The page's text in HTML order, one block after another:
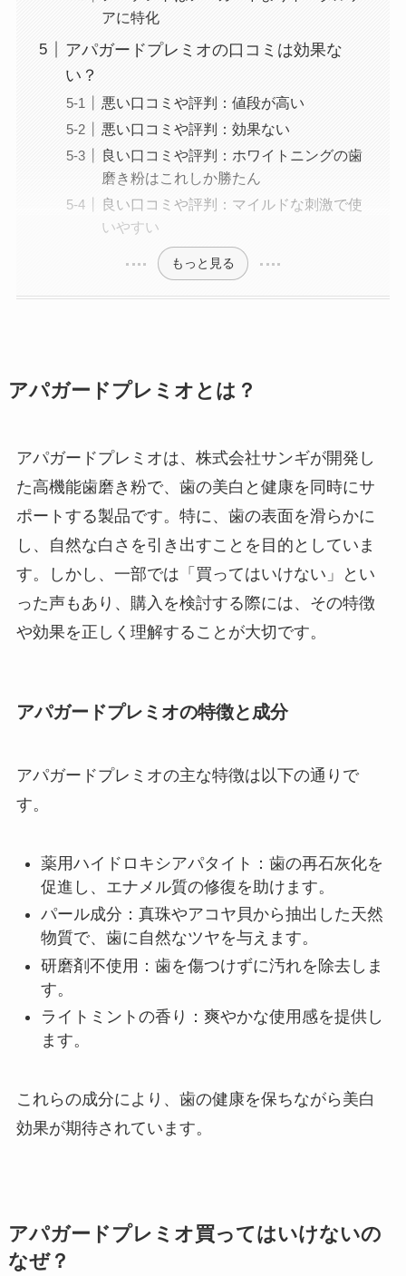
アに特化
アパガードプレミオの口コミは効果な
い？
悪い口コミや評判：値段が高い
悪い口コミや評判：効果ない
良い口コミや評判：ホワイトニングの歯
磨き粉はこれしか勝たん
良い口コミや評判：マイルドな刺激で使
いやすい
もっと見る
アパガードプレミオとは？
アパガードプレミオは、株式会社サンギが開発し
た高機能歯磨き粉で、歯の美白と健康を同時にサ
ポートする製品です。​特に、歯の表面を滑らかに
し、自然な白さを引き出すことを目的としていま
す。​しかし、一部では「買ってはいけない」とい
った声もあり、購入を検討する際には、その特徴
や効果を正しく理解することが大切です。
アパガードプレミオの特徴と成分
アパガードプレミオの主な特徴は以下の通りで
す。​
薬用ハイドロキシアパタイト：​歯の再石灰化を
促進し、エナメル質の修復を助けます。
パール成分：​真珠やアコヤ貝から抽出した天然
物質で、歯に自然なツヤを与えます。
研磨剤不使用：​歯を傷つけずに汚れを除去しま
す。
ライトミントの香り：​爽やかな使用感を提供し
ます。​
これらの成分により、歯の健康を保ちながら美白
効果が期待されています。
アパガードプレミオ買ってはいけないの
なぜ？